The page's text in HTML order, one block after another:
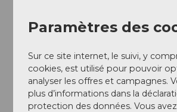
Paramètres des
Sur ce site internet, le suivi, y
cookies, est utilisé pour pouvoir
analyser les offres et campagnes.
plus d’informations dans la
protection des données. Vous